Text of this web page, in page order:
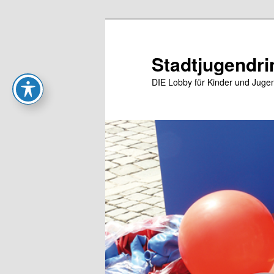
DIE Lobby für Kinder und